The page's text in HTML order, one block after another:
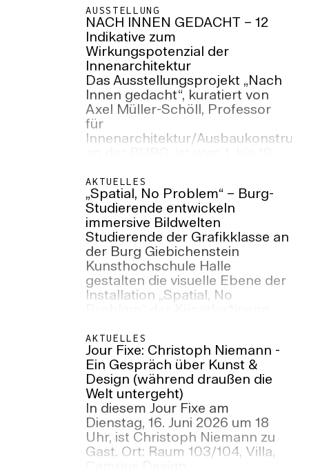
AUSSTELLUNG
NACH INNEN GEDACHT – 12
Indikative zum
Wirkungspotenzial der
Innenarchitektur
Das Ausstellungsprojekt „Nach
Innen gedacht“, kuratiert von
Axel Müller-Schöll, Professor
für
Innenarchitektur/
des Landes Sachsen-Anhalt zu
sehen. Die Ausstellung wird am
Dienstag, 30. Juni 2026 eröffnet.
AKTUELLES
„Spatial, No Problem“ – Burg-
Studierende entwickeln
immersive Bildwelten
Studierende der Grafikklasse an
der Burg Giebichenstein
Kunsthochschule Halle
gestalten die visuelle Ebene der
Installation „Spatial, No
on Mars im Barbican Centre
London, England.
AKTUELLES
Jour Fixe: Christoph Niemann -
Ein Gespräch über Kunst &
Design (während draußen die
Welt untergeht)
In diesem Jour Fixe am
Dienstag, 16. Juni 2026 um 18
Uhr, ist Christoph Niemann zu
Gast. Ort: Raum 103/104, Villa,